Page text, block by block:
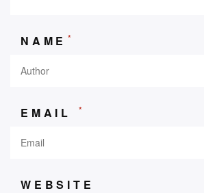
NAME *
EMAIL *
WEBSITE